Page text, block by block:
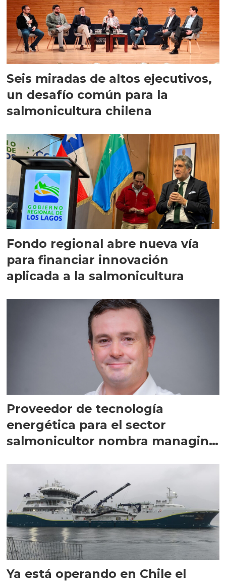
Seis miradas de altos ejecutivos,
un desafío común para la
salmonicultura chilena
Fondo regional abre nueva vía
para financiar innovación
aplicada a la salmonicultura
Proveedor de tecnología
energética para el sector
salmonicultor nombra managing
Ya está operando en Chile el